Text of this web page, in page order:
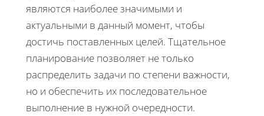
являются наиболее значимыми и
актуальными в данный момент, чтобы
достичь поставленных целей. Тщательное
планирование позволяет не только
распределить задачи по степени важности,
но и обеспечить их последовательное
выполнение в нужной очередности.